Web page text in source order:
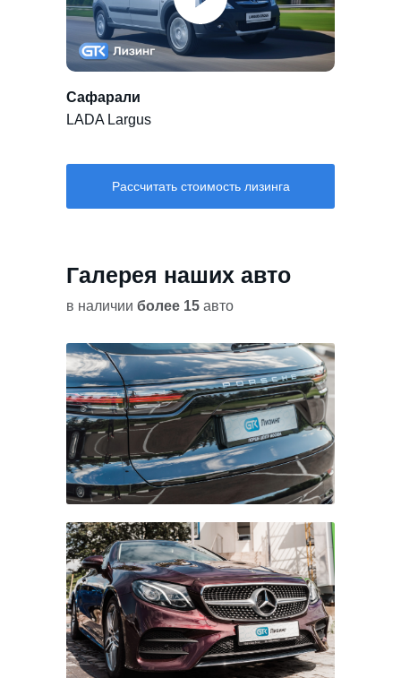
Сафарали
LADA Largus
Рассчитать стоимость лизинга
Галерея наших авто
в наличии более 15 авто